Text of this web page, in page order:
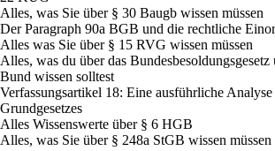
Alles, was Sie über § 30 Baugb wissen müssen
Der Paragraph 90a BGB und die rechtliche
Alles was Sie über § 15 RVG wissen müssen
Alles, was du über das
Bund wissen solltest
Verfassungsartikel 18: Eine ausführliche
Grundgesetzes
Alles Wissenswerte über § 6 HGB
Alles, was Sie über § 248a StGB wissen müssen